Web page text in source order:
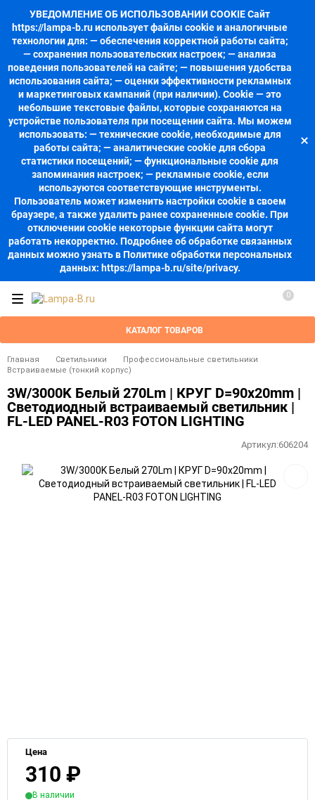
УВЕДОМЛЕНИЕ ОБ ИСПОЛЬЗОВАНИИ COOKIE Сайт
https://lampa-b.ru использует файлы cookie и аналогичные
технологии для: — обеспечения корректной работы сайта;
— сохранения пользовательских настроек; — анализа
поведения пользователей на сайте; — повышения удобства
использования сайта; — оценки эффективности рекламных
и маркетинговых кампаний (при наличии). Cookie — это
небольшие текстовые файлы, которые сохраняются на
устройстве пользователя при посещении сайта. Мы можем
использовать: — технические cookie, необходимые для
работы сайта; — аналитические cookie для сбора
статистики посещений; — функциональные cookie для
запоминания настроек; — рекламные cookie, если
используются соответствующие инструменты.
Пользователь может изменить настройки cookie в своем
браузере, а также удалить ранее сохраненные cookie. При
отключении cookie некоторые функции сайта могут
работать некорректно. Подробнее об обработке связанных
данных можно узнать в Политике обработки персональных
данных: https://lampa-b.ru/site/privacy.
КАТАЛОГ ТОВАРОВ
0
Главная Светильники
Профессиональные светильники
Встраиваемые (тонкий корпус)
3W/3000K Белый 270Lm | КРУГ D=90x20mm |
Светодиодный встраиваемый светильник |
FL-LED PANEL-R03 FOTON LIGHTING
Артикул:606204
Цена
310₽
В наличии